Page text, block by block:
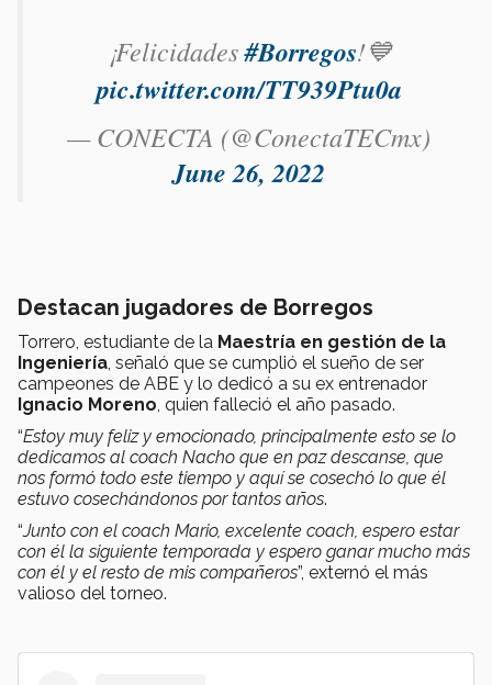
¡Felicidades#Borregos!💙
pic.twitter.com/TT939Ptu0a
— CONECTA (@ConectaTECmx)
June 26, 2022
Destacan jugadores de Borregos
Torrero, estudiante de la Maestría en gestión de la
Ingeniería, señaló que se cumplió el sueño de ser
campeones de ABE y lo dedicó a su ex entrenador
Ignacio Moreno, quien falleció el año pasado.
“Estoy muy feliz y emocionado, principalmente esto se lo
dedicamos al coach Nacho que en paz descanse, que
nos formó todo este tiempo y aquí se cosechó lo que él
estuvo cosechándonos por tantos años.
“Junto con el coach Mario, excelente coach, espero estar
con él la siguiente temporada y espero ganar mucho más
con él y el resto de mis compañeros”, externó el más
valioso del torneo.